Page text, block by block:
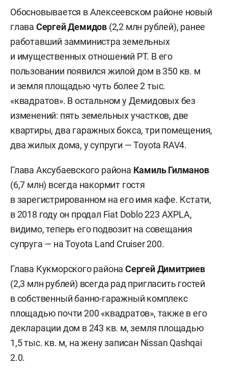
Обосновывается в Алексеевском районе новый
глава Сергей Демидов (2,2 млн рублей), ранее
работавший замминистра земельных
и имущественных отношений РТ. В его
пользовании появился жилой дом в 350 кв. м
и земля площадью чуть более 2 тыс.
«квадратов». В остальном у Демидовых без
изменений: пять земельных участков, две
квартиры, два гаражных бокса, три помещения,
два жилых дома, у супруги — Toyota RAV4.
Глава Аксубаевского района Камиль Гилманов
(6,7 млн) всегда накормит гостя
в зарегистрированном на его имя кафе. Кстати,
в 2018 году он продал Fiat Doblo 223 AXPLA,
видимо, теперь его подвозит на совещания
супруга — на Toyota Land Cruiser 200.
Глава Кукморского района Сергей Димитриев
(2,3 млн рублей) всегда рад пригласить гостей
в собственный банно-гаражный комплекс
площадью почти 200 «квадратов», также в его
декларации дом в 243 кв. м, земля площадью
1,5 тыс. кв. м, на жену записан Nissan Qashqai
2.0.